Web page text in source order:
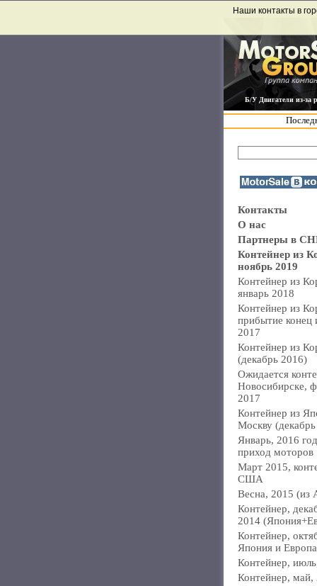
Б/У Двигатели из-за
Наши контакты в
Контакты
О нас
Партнеры в
Контейнер из
ноябрь 2019
Контейнер из
январь 2018
Контейнер из
прибытие конец
2017
Контейнер из
(декабрь 2016)
Ожидается
Новосибирске,
2017
Контейнер из
Москву
Январь, 2016
приход моторов
Март 2015,
США
Весна, 2015 (из
Контейнер,
2014
Контейнер,
Япония и
Контейнер,
Контейнер, май,